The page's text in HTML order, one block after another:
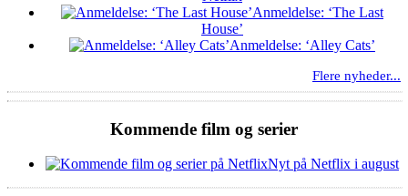
Anmeldelse: ‘The Last
House’
Anmeldelse: ‘Alley Cats’
Flere nyheder...
Kommende film og serier
Nyt på Netflix i august